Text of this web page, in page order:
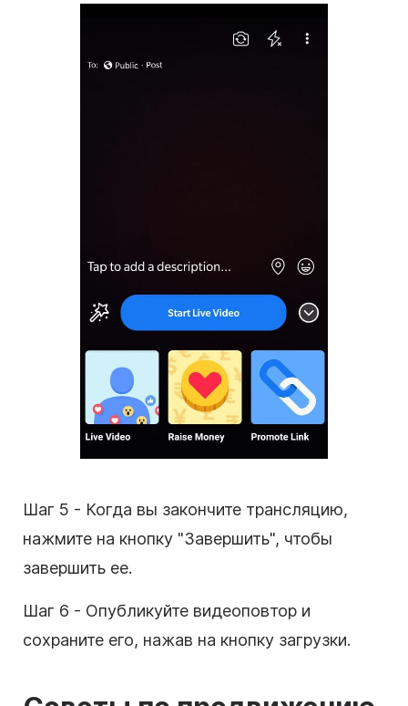
Шаг 5 - Когда вы закончите трансляцию,
нажмите на кнопку "Завершить", чтобы
завершить ее.
Шаг 6 - Опубликуйте видеоповтор и
сохраните его, нажав на кнопку загрузки.